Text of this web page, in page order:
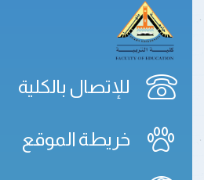
للإتصال بالكلية
خريطة الموقع